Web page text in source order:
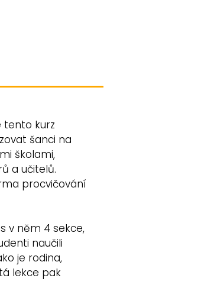
tento kurz
šanci na
školami,
a učitelů.
procvičování
v něm 4 sekce,
naučili
je rodina,
lekce pak